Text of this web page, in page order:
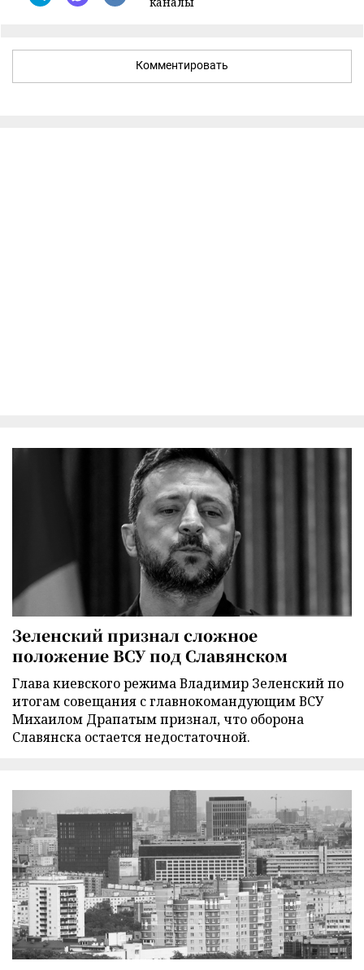
Комментировать
Зеленский признал сложное
положение ВСУ под Славянском
Глава киевского режима Владимир Зеленский по
итогам совещания с главнокомандующим ВСУ
Михаилом Драпатым признал, что оборона
Славянска остается недостаточной.